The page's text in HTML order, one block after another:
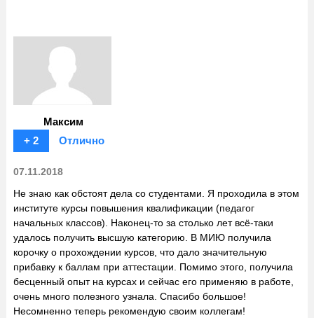
Максим
+ 2
Отлично
07.11.2018
Не знаю как обстоят дела со студентами. Я проходила в этом
институте курсы повышения квалификации (педагог
начальных классов). Наконец-то за столько лет всё-таки
удалось получить высшую категорию. В МИЮ получила
корочку о прохождении курсов, что дало значительную
прибавку к баллам при аттестации. Помимо этого, получила
бесценный опыт на курсах и сейчас его применяю в работе,
очень много полезного узнала. Спасибо большое!
Несомненно теперь рекомендую своим коллегам!